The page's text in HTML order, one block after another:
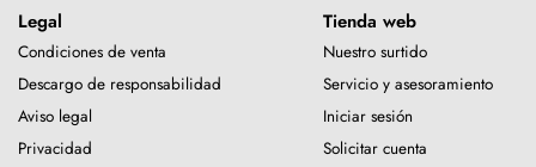
Legal
Condiciones de venta
Descargo de responsabilidad
Aviso legal
Privacidad
Tienda web
Nuestro surtido
Servicio y asesoramiento
Iniciar sesión
Solicitar cuenta